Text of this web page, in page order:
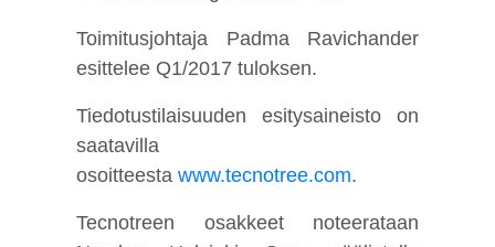
Toimitusjohtaja Padma Ravichander
esittelee Q1/2017 tuloksen.
Tiedotustilaisuuden esitysaineisto on
saatavilla
osoitteestawww.tecnotree.com.
Tecnotreen osakkeet noteerataan